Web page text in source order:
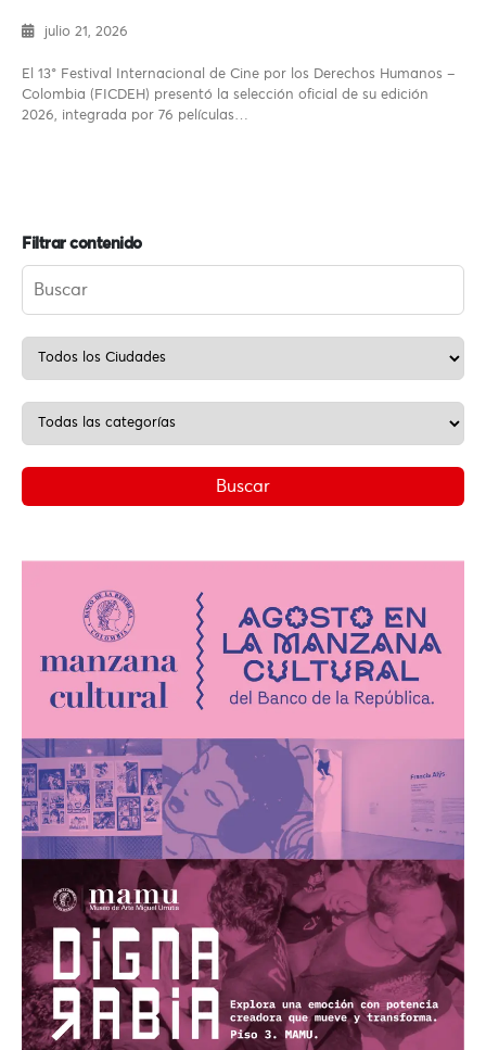
julio 21, 2026
El 13° Festival Internacional de Cine por los Derechos Humanos –
Colombia (FICDEH) presentó la selección oficial de su edición
2026, integrada por 76 películas…
Filtrar contenido